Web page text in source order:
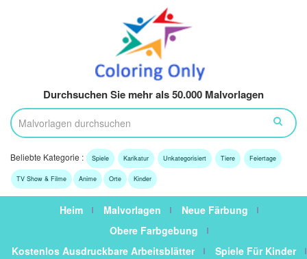
Durchsuchen Sie mehr als 50.000 Malvorlagen
Beliebte Kategorie : Spiele Karikatur Unkategorisiert Tiere Feiertage
TV Show & Filme Anime Orte Kinder
Heim Malvorlagen
Neue Färbung
Obere Farbgebung
Kostenlos Ausdruckbare Arbeitsblätter
Spiele Für Kinder